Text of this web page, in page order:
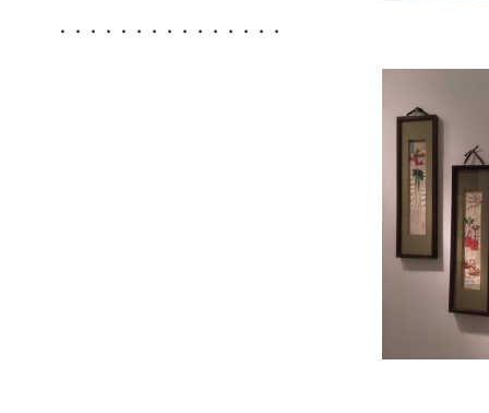
・・・・・・・・・・・・・・・